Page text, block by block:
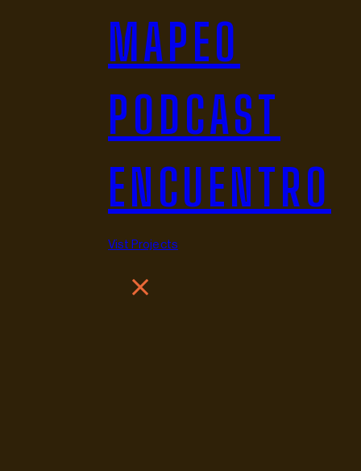
MAPEO
PODCAST
ENCUENTRO
Vist Projects